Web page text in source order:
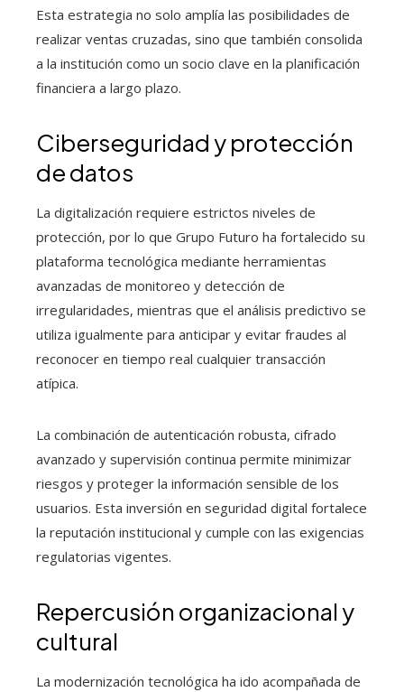
Esta estrategia no solo amplía las posibilidades de
realizar ventas cruzadas, sino que también consolida
a la institución como un socio clave en la planificación
financiera a largo plazo.
Ciberseguridad y protección
de datos
La digitalización requiere estrictos niveles de
protección, por lo que Grupo Futuro ha fortalecido su
plataforma tecnológica mediante herramientas
avanzadas de monitoreo y detección de
irregularidades, mientras que el análisis predictivo se
utiliza igualmente para anticipar y evitar fraudes al
reconocer en tiempo real cualquier transacción
atípica.
La combinación de autenticación robusta, cifrado
avanzado y supervisión continua permite minimizar
riesgos y proteger la información sensible de los
usuarios. Esta inversión en seguridad digital fortalece
la reputación institucional y cumple con las exigencias
regulatorias vigentes.
Repercusión organizacional y
cultural
La modernización tecnológica ha ido acompañada de